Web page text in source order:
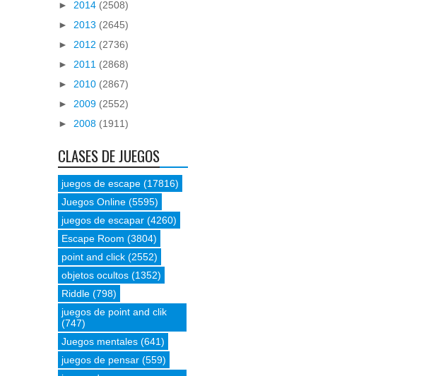
► 2014 (2508)
► 2013 (2645)
► 2012 (2736)
► 2011 (2868)
► 2010 (2867)
► 2009 (2552)
► 2008 (1911)
CLASES DE JUEGOS
juegos de escape (17816)
Juegos Online (5595)
juegos de escapar (4260)
Escape Room (3804)
point and click (2552)
objetos ocultos (1352)
Riddle (798)
juegos de point and clik
(747)
Juegos mentales (641)
juegos de pensar (559)